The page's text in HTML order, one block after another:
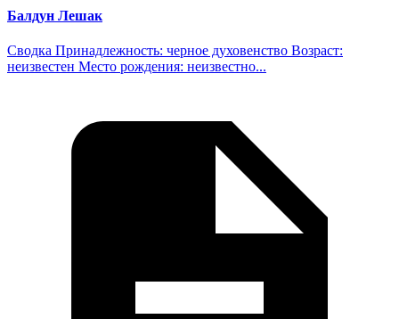
Балдун Лешак
Сводка Принадлежность: черное духовенство Возраст:
неизвестен Место рождения: неизвестно...